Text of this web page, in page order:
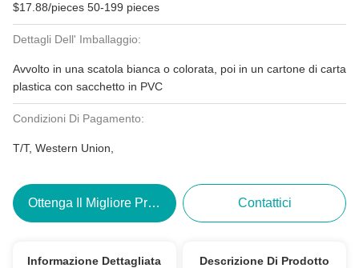
$17.88/pieces 50-199 pieces
Dettagli Dell' Imballaggio:
Avvolto in una scatola bianca o colorata, poi in un cartone di carta
plastica con sacchetto in PVC
Condizioni Di Pagamento:
T/T, Western Union,
Ottenga Il Migliore Prezzo Contattici
Informazione Dettagliata Descrizione Di Prodotto